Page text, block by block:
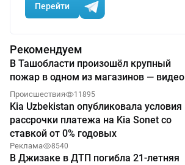
Перейти
Рекомендуем
В Ташобласти произошёл крупный
пожар в одном из магазинов — видео
Происшествия 11895
Kia Uzbekistan опубликовала условия
рассрочки платежа на Kia Sonet со
ставкой от 0% годовых
Реклама 8540
В Джизаке в ДТП погибла 21-летняя